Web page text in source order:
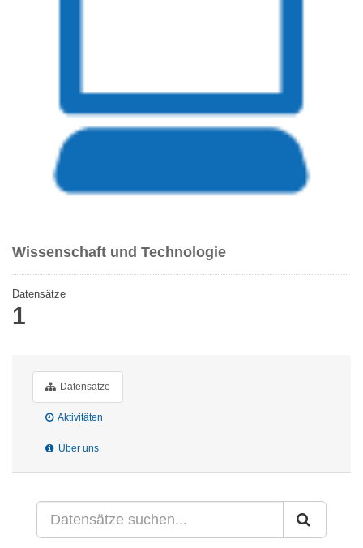
Wissenschaft und Technologie
Datensätze
1
Datensätze
Aktivitäten
Über uns